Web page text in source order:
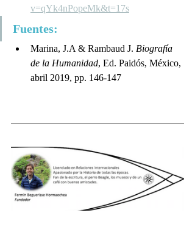
v=qYk4nPopeMk&t=17s
Fuentes:
Marina, J.A & Rambaud J. Biografía
de la Humanidad, Ed. Paidós, México,
abril 2019, pp. 146-147